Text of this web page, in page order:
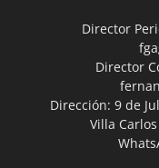
Director
Director
Dirección: 9 de
Villa